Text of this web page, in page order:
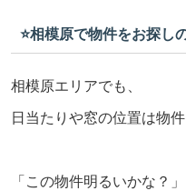
⭐️相模原で物件をお探し
相模原エリアでも、
日当たりや窓の位置は物
「この物件明るいかな？」